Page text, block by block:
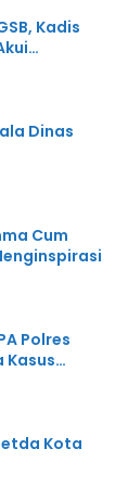
Kadis
Dinas
Cum
Polres
Kasus
Kota